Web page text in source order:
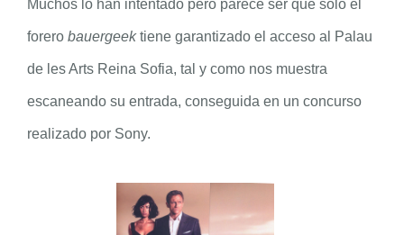
Muchos lo han intentado pero parece ser que sólo el
forero bauergeektiene garantizado el acceso al Palau
de les Arts Reina Sofia, tal y como nos muestra
escaneando su entrada, conseguida en un concurso
realizado por Sony.